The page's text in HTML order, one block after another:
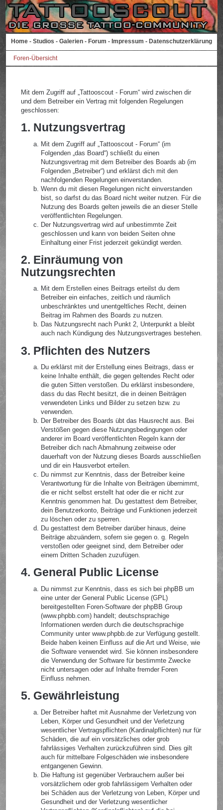
Home - Studios - Galerien - Forum - Impressum - Datenschutzerklärung
Foren-Übersicht
Mit dem Zugriff auf „Tattooscout - Forum“ wird zwischen dir
und dem Betreiber ein Vertrag mit folgenden Regelungen
geschlossen:
1. Nutzungsvertrag
Mit dem Zugriff auf „Tattooscout - Forum“ (im
Folgenden „das Board“) schließt du einen
Nutzungsvertrag mit dem Betreiber des Boards ab (im
Folgenden „Betreiber“) und erklärst dich mit den
nachfolgenden Regelungen einverstanden.
Wenn du mit diesen Regelungen nicht einverstanden
bist, so darfst du das Board nicht weiter nutzen. Für die
Nutzung des Boards gelten jeweils die an dieser Stelle
veröffentlichten Regelungen.
Der Nutzungsvertrag wird auf unbestimmte Zeit
geschlossen und kann von beiden Seiten ohne
Einhaltung einer Frist jederzeit gekündigt werden.
2. Einräumung von
Nutzungsrechten
Mit dem Erstellen eines Beitrags erteilst du dem
Betreiber ein einfaches, zeitlich und räumlich
unbeschränktes und unentgeltliches Recht, deinen
Beitrag im Rahmen des Boards zu nutzen.
Das Nutzungsrecht nach Punkt 2, Unterpunkt a bleibt
auch nach Kündigung des Nutzungsvertrages bestehen.
3. Pflichten des Nutzers
Du erklärst mit der Erstellung eines Beitrags, dass er
keine Inhalte enthält, die gegen geltendes Recht oder
die guten Sitten verstoßen. Du erklärst insbesondere,
dass du das Recht besitzt, die in deinen Beiträgen
verwendeten Links und Bilder zu setzen bzw. zu
verwenden.
Der Betreiber des Boards übt das Hausrecht aus. Bei
Verstößen gegen diese Nutzungsbedingungen oder
anderer im Board veröffentlichten Regeln kann der
Betreiber dich nach Abmahnung zeitweise oder
dauerhaft von der Nutzung dieses Boards ausschließen
und dir ein Hausverbot erteilen.
Du nimmst zur Kenntnis, dass der Betreiber keine
Verantwortung für die Inhalte von Beiträgen übernimmt,
die er nicht selbst erstellt hat oder die er nicht zur
Kenntnis genommen hat. Du gestattest dem Betreiber,
dein Benutzerkonto, Beiträge und Funktionen jederzeit
zu löschen oder zu sperren.
Du gestattest dem Betreiber darüber hinaus, deine
Beiträge abzuändern, sofern sie gegen o. g. Regeln
verstoßen oder geeignet sind, dem Betreiber oder
einem Dritten Schaden zuzufügen.
4. General Public License
Du nimmst zur Kenntnis, dass es sich bei phpBB um
eine unter der General Public License (GPL)
bereitgestellten Foren-Software der phpBB Group
(www.phpbb.com) handelt; deutschsprachige
Informationen werden durch die deutschsprachige
Community unter www.phpbb.de zur Verfügung gestellt.
Beide haben keinen Einfluss auf die Art und Weise, wie
die Software verwendet wird. Sie können insbesondere
die Verwendung der Software für bestimmte Zwecke
nicht untersagen oder auf Inhalte fremder Foren
Einfluss nehmen.
5. Gewährleistung
Der Betreiber haftet mit Ausnahme der Verletzung von
Leben, Körper und Gesundheit und der Verletzung
wesentlicher Vertragspflichten (Kardinalpflichten) nur für
Schäden, die auf ein vorsätzliches oder grob
fahrlässiges Verhalten zurückzuführen sind. Dies gilt
auch für mittelbare Folgeschäden wie insbesondere
entgangenen Gewinn.
Die Haftung ist gegenüber Verbrauchern außer bei
vorsätzlichem oder grob fahrlässigem Verhalten oder
bei Schäden aus der Verletzung von Leben, Körper und
Gesundheit und der Verletzung wesentlicher